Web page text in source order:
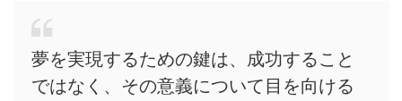
夢を実現するための鍵は、成功すること
ではなく、その意義について目を向ける